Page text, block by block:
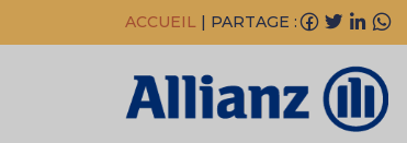
ACCUEIL | PARTAGE :